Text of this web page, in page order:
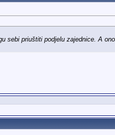
sebi priuštiti podjelu zajednice. A